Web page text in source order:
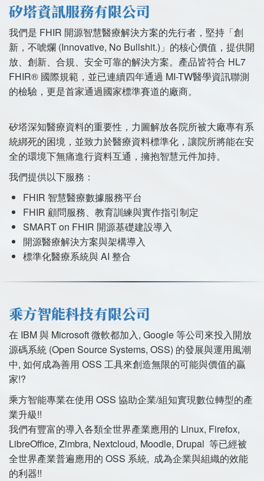
矽塔資訊服務有限公司
我們是 FHIR 開源智慧醫療解決方案的先行者，堅持「創
新，不唬爛 (Innovative, No Bullshit.)」的核心價值，提供開
放、創新、合規、安全可靠的解決方案。產品皆符合 HL7
FHIR® 國際規範，並已連續四年通過 MI-TW醫學資訊聯測
的檢驗，更是首家通過國家標準賽道的廠商。
矽塔深知醫療資料的重要性，力圖解放各院所被大廠專有系
統綁死的困境，並致力於醫療資料標準化，讓院所將能在安
全的環境下無痛進行資料互通，擁抱智慧元件加持。
我們提供以下服務：
FHIR 智慧醫療數據服務平台
FHIR 顧問服務、教育訓練與實作指引制定
SMART on FHIR 開源基礎建設導入
開源醫療解決方案與架構導入
標準化醫療系統與 AI 整合
乘方智能科技有限公司
在 IBM 與 Microsoft 微軟都加入, Google 等公司來投入開放
源碼系統 (Open Source Systems, OSS) 的發展與運用風潮
中, 如何成為善用 OSS 工具來創造無限的可能與價值的贏
家!?
乘方智能專業在使用 OSS 協助企業/組知實現數位轉型的產
業升級!!
我們有豐富的導入各類全世界產業應用的 Linux, Firefox,
LibreOffice, Zimbra, Nextcloud, Moodle, Drupal 等已經被
全世界產業普遍應用的 OSS 系統, 成為企業與組織的效能
的利器!!